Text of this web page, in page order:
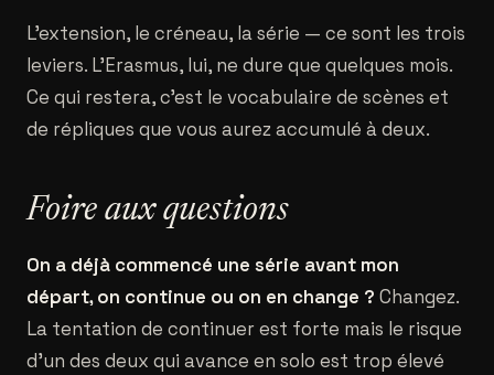
L'extension, le créneau, la série — ce sont les trois
leviers. L'Erasmus, lui, ne dure que quelques mois.
Ce qui restera, c'est le vocabulaire de scènes et
de répliques que vous aurez accumulé à deux.
Foire aux questions
On a déjà commencé une série avant mon
départ, on continue ou on en change ? Changez.
La tentation de continuer est forte mais le risque
d'un des deux qui avance en solo est trop élevé